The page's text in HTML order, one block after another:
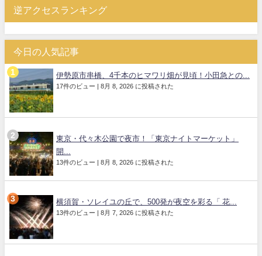
逆アクセスランキング
今日の人気記事
伊勢原市串橋、4千本のヒマワリ畑が見頃！小田急との...
17件のビュー | 8月 8, 2026 に投稿された
東京・代々木公園で夜市！「東京ナイトマーケット」
開...
13件のビュー | 8月 8, 2026 に投稿された
横須賀・ソレイユの丘で、500発が夜空を彩る「 花...
13件のビュー | 8月 7, 2026 に投稿された